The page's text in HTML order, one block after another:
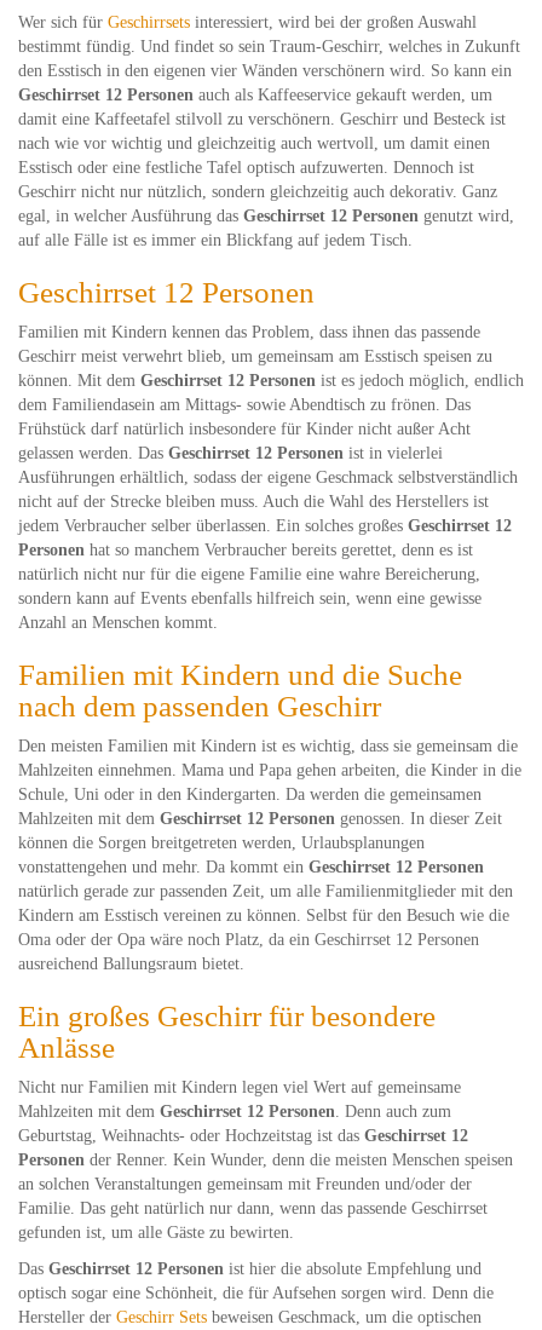
Wer sich für Geschirrsets interessiert, wird bei der großen Auswahl
bestimmt fündig. Und findet so sein Traum-Geschirr, welches in Zukunft
den Esstisch in den eigenen vier Wänden verschönern wird. So kann ein
Geschirrset 12 Personen auch als Kaffeeservice gekauft werden, um
damit eine Kaffeetafel stilvoll zu verschönern. Geschirr und Besteck ist
nach wie vor wichtig und gleichzeitig auch wertvoll, um damit einen
Esstisch oder eine festliche Tafel optisch aufzuwerten. Dennoch ist
Geschirr nicht nur nützlich, sondern gleichzeitig auch dekorativ. Ganz
egal, in welcher Ausführung das Geschirrset 12 Personen genutzt wird,
auf alle Fälle ist es immer ein Blickfang auf jedem Tisch.
Geschirrset 12 Personen
Familien mit Kindern kennen das Problem, dass ihnen das passende
Geschirr meist verwehrt blieb, um gemeinsam am Esstisch speisen zu
können. Mit dem Geschirrset 12 Personen ist es jedoch möglich, endlich
dem Familiendasein am Mittags- sowie Abendtisch zu frönen. Das
Frühstück darf natürlich insbesondere für Kinder nicht außer Acht
gelassen werden. Das Geschirrset 12 Personen ist in vielerlei
Ausführungen erhältlich, sodass der eigene Geschmack selbstverständlich
nicht auf der Strecke bleiben muss. Auch die Wahl des Herstellers ist
jedem Verbraucher selber überlassen. Ein solches großes Geschirrset 12
Personen hat so manchem Verbraucher bereits gerettet, denn es ist
natürlich nicht nur für die eigene Familie eine wahre Bereicherung,
sondern kann auf Events ebenfalls hilfreich sein, wenn eine gewisse
Anzahl an Menschen kommt.
Familien mit Kindern und die Suche
nach dem passenden Geschirr
Den meisten Familien mit Kindern ist es wichtig, dass sie gemeinsam die
Mahlzeiten einnehmen. Mama und Papa gehen arbeiten, die Kinder in die
Schule, Uni oder in den Kindergarten. Da werden die gemeinsamen
Mahlzeiten mit dem Geschirrset 12 Personen genossen. In dieser Zeit
können die Sorgen breitgetreten werden, Urlaubsplanungen
vonstattengehen und mehr. Da kommt ein Geschirrset 12 Personen
natürlich gerade zur passenden Zeit, um alle Familienmitglieder mit den
Kindern am Esstisch vereinen zu können. Selbst für den Besuch wie die
Oma oder der Opa wäre noch Platz, da ein Geschirrset 12 Personen
ausreichend Ballungsraum bietet.
Ein großes Geschirr für besondere
Anlässe
Nicht nur Familien mit Kindern legen viel Wert auf gemeinsame
Mahlzeiten mit dem Geschirrset 12 Personen . Denn auch zum
Geburtstag, Weihnachts- oder Hochzeitstag ist das Geschirrset 12
Personen der Renner. Kein Wunder, denn die meisten Menschen speisen
an solchen Veranstaltungen gemeinsam mit Freunden und/oder der
Familie. Das geht natürlich nur dann, wenn das passende Geschirrset
gefunden ist, um alle Gäste zu bewirten.
Das Geschirrset 12 Personen ist hier die absolute Empfehlung und
optisch sogar eine Schönheit, die für Aufsehen sorgen wird. Denn die
Hersteller der Geschirr Sets beweisen Geschmack, um die optischen